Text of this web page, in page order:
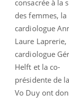
consacrée à la
des femmes, la
cardiologue
Laure Laprerie,
cardiologue
Helft et la co-
présidente de
Vo Duy ont